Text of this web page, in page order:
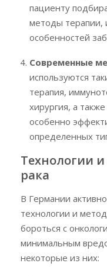
пациенту
методы терапии,
особенностей
Современные
используются
терапия,
хирургия, а
особенно
определенных
Технологии
рака
В Германии
технологии и
бороться с
минимальным
некоторые из них: